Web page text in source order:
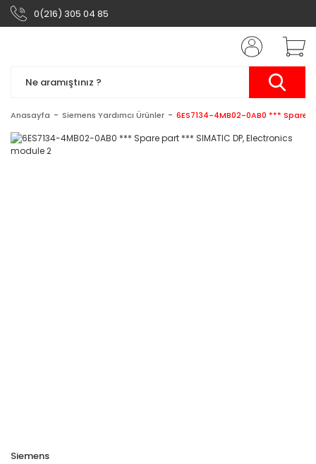
0(216) 305 04 85
Anasayfa Siemens Yardımcı Ürünler 6ES7134-4MB02-0AB0 *** Spare
Siemens